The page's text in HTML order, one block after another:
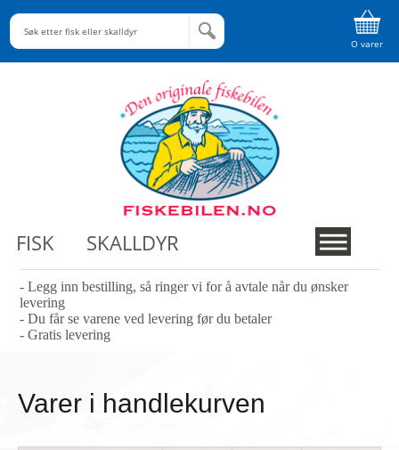
O varer
FISK SKALLDYR
- Legg inn bestilling, så ringer vi for å avtale når du ønsker
levering
- Du får se varene ved levering før du betaler
- Gratis levering
Varer i handlekurven